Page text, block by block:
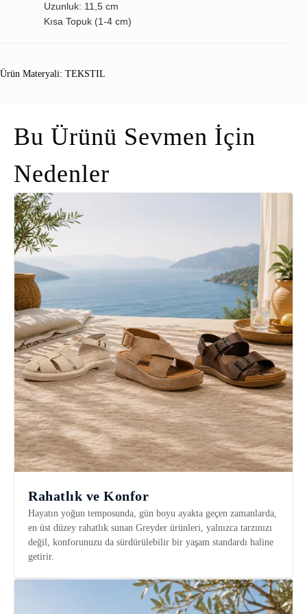
Uzunluk: 11,5 cm
Kısa Topuk (1-4 cm)
Ürün Materyali: TEKSTIL
Bu Ürünü Sevmen İçin
Nedenler
Rahatlık ve Konfor
Hayatın yoğun temposunda, gün boyu ayakta geçen zamanlarda,
en üst düzey rahatlık sunan Greyder ürünleri, yalnızca tarzınızı
değil, konforunuzu da sürdürülebilir bir yaşam standardı haline
getirir.